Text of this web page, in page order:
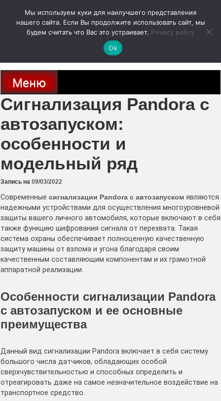
содержимому
autodoc24.ru
Новости про современные автомобили и не только, новинки зарубежного
и отечественного автопрома
Меню
Сигнализация Pandora с
автозапуском:
особенности и
модельный ряд
Запись на 09/03/2022
Современные сигнализации Pandora с автозапуском являются
надежными устройствами для осуществления многоуровневой
защиты вашего личного автомобиля, которые включают в себя
также функцию шифрования сигнала от перехвата. Такая
система охраны обеспечивает полноценную качественную
защиту машины от взлома и угона благодаря своим
качественным составляющим компонентам и их грамотной
аппаратной реализации.
Особенности сигнализации Pandora
с автозапуском и ее основные
преимущества
Данный вид сигнализации Pandora включает в себя систему
большого числа датчиков, обладающих особой
сверхчувствительностью и способных определить и
отреагировать даже на самое незначительное воздействие на
транспортное средство.
Мы используем куки для наилучшего представления
нашего сайта. Если Вы продолжите использовать сайт, мы
будем считать что Вас это устраивает. Privacy policy
Ok